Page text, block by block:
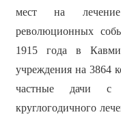
мест на
революционных
1915 года в
учреждения на 3864
частные дачи с
круглогодичного